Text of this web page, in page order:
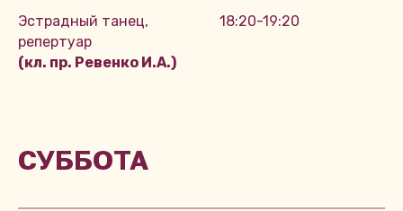
Эстрадный танец,
репертуар
(кл. пр. Ревенко И.А.)
18:20-19:20
СУББОТА